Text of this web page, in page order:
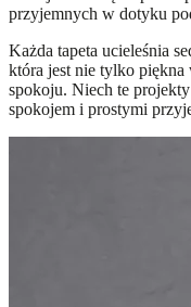
przyjemnych w dotyku
Każda tapeta ucieleśnia
która jest nie tylko piękna
spokoju. Niech te
spokojem i prostymi